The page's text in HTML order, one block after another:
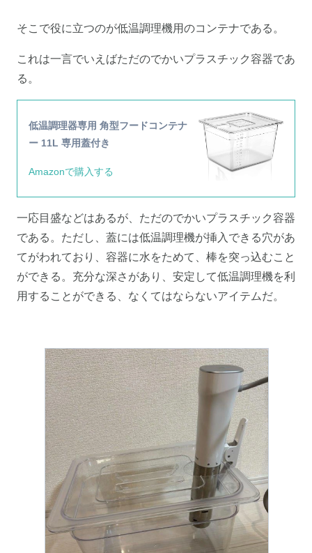
そこで役に立つのが低温調理機用のコンテナである。
これは一言でいえばただのでかいプラスチック容器であ
る。
低温調理器専用 角型フードコンテナ
ー 11L 専用蓋付き
Amazonで購入する
一応目盛などはあるが、ただのでかいプラスチック容器
である。ただし、蓋には低温調理機が挿入できる穴があ
てがわれており、容器に水をためて、棒を突っ込むこと
ができる。充分な深さがあり、安定して低温調理機を利
用することができる、なくてはならないアイテムだ。